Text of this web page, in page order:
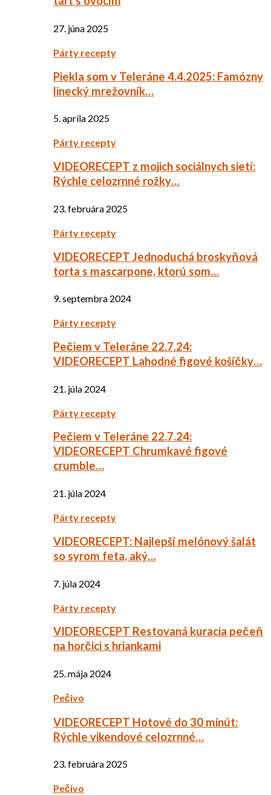
27. júna 2025
Párty recepty
Piekla som v Teleráne 4.4.2025: Famózny
linecký mrežovník…
5. apríla 2025
Párty recepty
VIDEORECEPT z mojich sociálnych sietí:
Rýchle celozrnné rožky…
23. februára 2025
Párty recepty
VIDEORECEPT Jednoduchá broskyňová
torta s mascarpone, ktorú som…
9. septembra 2024
Párty recepty
Pečiem v Teleráne 22.7.24:
VIDEORECEPT Lahodné figové košíčky…
21. júla 2024
Párty recepty
Pečiem v Teleráne 22.7.24:
VIDEORECEPT Chrumkavé figové
crumble…
21. júla 2024
Párty recepty
VIDEORECEPT: Najlepší melónový šalát
so syrom feta, aký…
7. júla 2024
Párty recepty
VIDEORECEPT Restovaná kuracia pečeň
na horčici s hriankami
25. mája 2024
Pečivo
VIDEORECEPT Hotové do 30 minút:
Rýchle vikendové celozrnné…
23. februára 2025
Pečivo